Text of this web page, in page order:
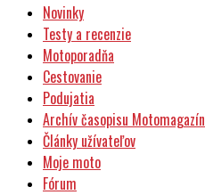
Novinky
Testy a recenzie
Motoporadňa
Cestovanie
Podujatia
Archív časopisu Motomagazín
Články užívateľov
Moje moto
Fórum